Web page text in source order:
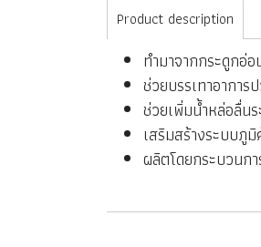
Product description
ทำมาจากกระดูกอ่
ช่วยบรรเทาอาการ
ช่วยเพิ่มน้ำหล่อลื่น
เสริมสร้างระบบภู
ผลิตโดยกระบวนก